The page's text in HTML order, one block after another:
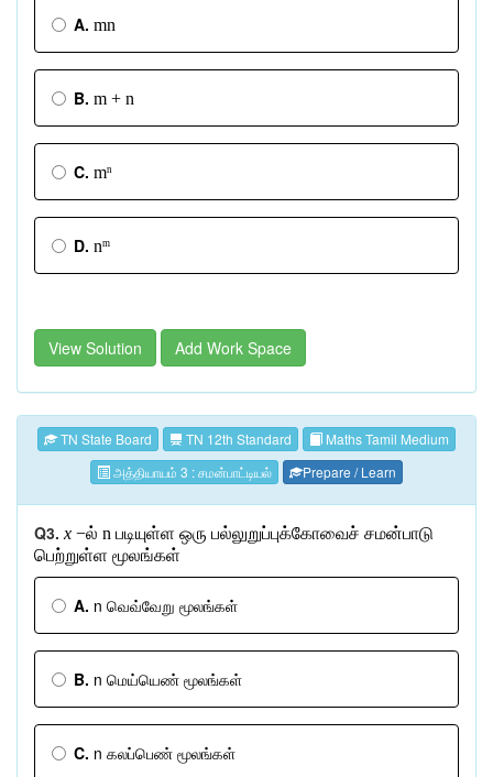
A. mn
B. m + n
C. mn
D. nm
View Solution Add Work Space
TN State Board TN 12th Standard
Maths Tamil Medium
அத்தியாயம் 3 : சமன்பாட்டியல்
Prepare / Learn
Q3. x −ல் n படியுள்ள ஒரு பல்லுறுப்புக்கோவைச் சமன்பாடு
பெற்றுள்ள மூலங்கள்
A. n வெவ்வேறு மூலங்கள்
B. n மெய்யெண் மூலங்கள்
C. n கலப்பெண் மூலங்கள்